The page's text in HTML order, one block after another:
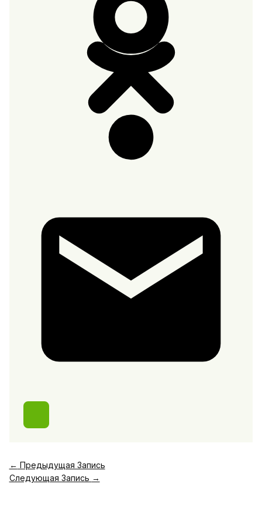
← Предыдущая Запись
Следующая Запись →